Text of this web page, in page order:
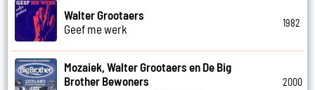
Walter Grootaers
Geef me werk
1982
Mozaiek, Walter Grootaers en De Big
Brother Bewoners
2000